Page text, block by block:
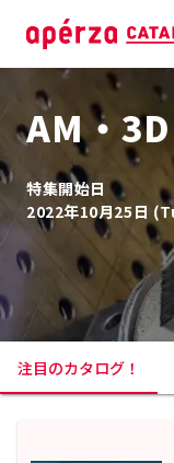
AM・
特集開始日
2022年10月25日
注目のカタログ！